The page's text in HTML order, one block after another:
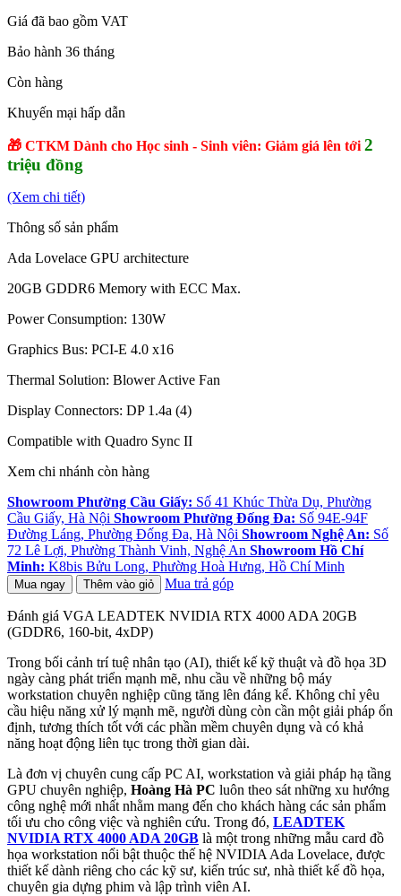
Giá đã bao gồm VAT
Bảo hành 36 tháng
Còn hàng
Khuyến mại hấp dẫn
🎁 CTKM Dành cho Học sinh - Sinh viên: Giảm giá lên tới 2
triệu đồng
(Xem chi tiết)
Thông số sản phẩm
Ada Lovelace GPU architecture
20GB GDDR6 Memory with ECC Max.
Power Consumption: 130W
Graphics Bus: PCI-E 4.0 x16
Thermal Solution: Blower Active Fan
Display Connectors: DP 1.4a (4)
Compatible with Quadro Sync II
Xem chi nhánh còn hàng
Showroom Phường Cầu Giấy: Số 41 Khúc Thừa Dụ, Phường
Cầu Giấy, Hà Nội Showroom Phường Đống Đa: Số 94E-94F
Đường Láng, Phường Đống Đa, Hà Nội Showroom Nghệ An: Số
72 Lê Lợi, Phường Thành Vinh, Nghệ An Showroom Hồ Chí
Minh: K8bis Bửu Long, Phường Hoà Hưng, Hồ Chí Minh
Mua ngay Thêm vào giỏ Mua trả góp
Đánh giá VGA LEADTEK NVIDIA RTX 4000 ADA 20GB
(GDDR6, 160-bit, 4xDP)
Trong bối cảnh trí tuệ nhân tạo (AI), thiết kế kỹ thuật và đồ họa 3D
ngày càng phát triển mạnh mẽ, nhu cầu về những bộ máy
workstation chuyên nghiệp cũng tăng lên đáng kể. Không chỉ yêu
cầu hiệu năng xử lý mạnh mẽ, người dùng còn cần một giải pháp ổn
định, tương thích tốt với các phần mềm chuyên dụng và có khả
năng hoạt động liên tục trong thời gian dài.
Là đơn vị chuyên cung cấp PC AI, workstation và giải pháp hạ tầng
GPU chuyên nghiệp, Hoàng Hà PC luôn theo sát những xu hướng
công nghệ mới nhất nhằm mang đến cho khách hàng các sản phẩm
tối ưu cho công việc và nghiên cứu. Trong đó, LEADTEK
NVIDIA RTX 4000 ADA 20GB là một trong những mẫu card đồ
họa workstation nổi bật thuộc thế hệ NVIDIA Ada Lovelace, được
thiết kế dành riêng cho các kỹ sư, kiến trúc sư, nhà thiết kế đồ họa,
chuyên gia dựng phim và lập trình viên AI.